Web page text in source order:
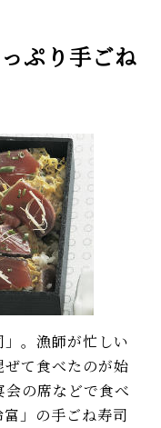
ぷり手ごね
。漁師が忙しい
て食べたのが始
の席などで食べ
」の手ごね寿司